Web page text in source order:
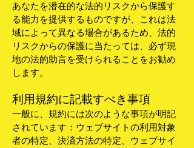
あなたを潜在的な法的リスクから保護す
る能力を提供するものですが、これは法
域によって異なる場合があるため、法的
リスクからの保護に当たっては、必ず現
地の法的助言を受けられることをお勧め
します。
利用規約に記載すべき事項
一般に、規約には次のような事項が明記
されています：ウェブサイトの利用対象
者の特定、決済方法の特定、ウェブサイ